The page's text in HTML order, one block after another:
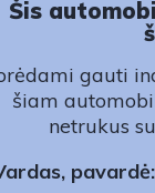
Šis
gauti
šiam
netrukus
pavardė: